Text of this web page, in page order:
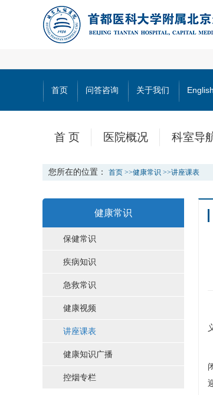
首页 问答咨询 关于我们 English
首 页 医院概况 科室导
您所在的位置： 首页 >>健康常识 >>讲座课表
健康常识
保健常识
疾病知识
急救常识
健康视频
讲座课表
健康知识广播
控烟专栏